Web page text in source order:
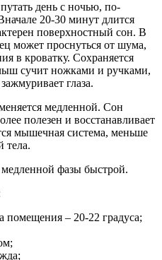
день с ночью, по-
20-30 минут длится
поверхностный сон. В
может проснуться от шума,
в кроватку. Сохраняется
сучит ножками и ручками,
глаза.
медленной. Сон
полезен и восстанавливает
мышечная система, меньше
тела.
фазы быстрой.
помещения – 20-22 градуса;